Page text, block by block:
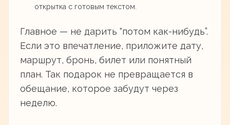
открытка с готовым текстом.
Главное — не дарить “потом как-нибудь”.
Если это впечатление, приложите дату,
маршрут, бронь, билет или понятный
план. Так подарок не превращается в
обещание, которое забудут через
неделю.